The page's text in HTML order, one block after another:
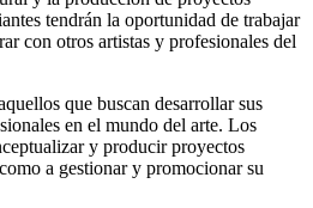
tendrán la oportunidad de trabajar
con otros artistas y profesionales del
que buscan desarrollar sus
en el mundo del arte. Los
y producir proyectos
a gestionar y promocionar su